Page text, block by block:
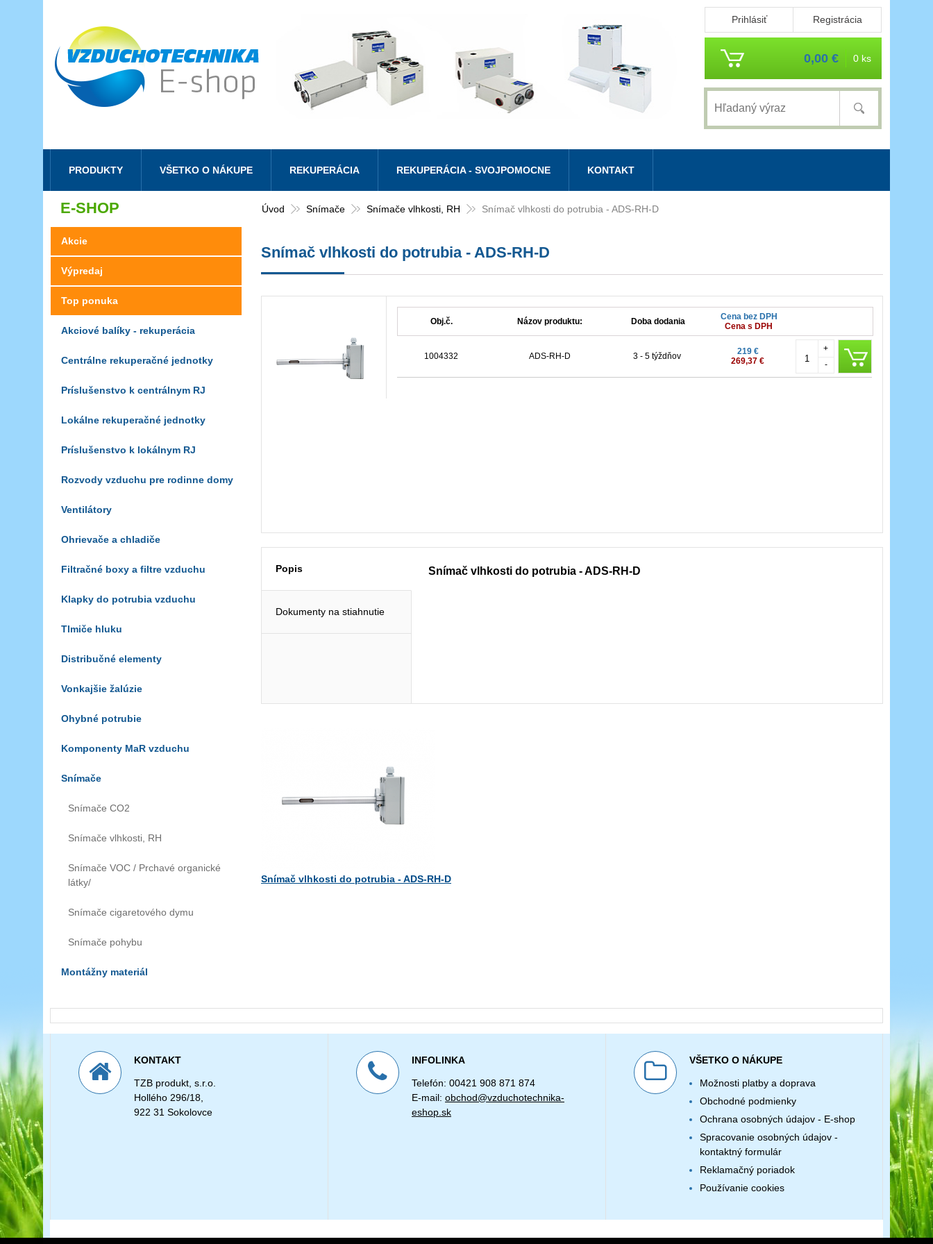
Prihlásiť Registrácia
0,00 € 0 ks
Úvod Snímače Snímače vlhkosti, RH Snímač vlhkosti do potrubia - ADS-RH-D
Snímač vlhkosti do potrubia - ADS-RH-D
Obj.č. Názov produktu: Doba dodania
Cena bez DPH
Cena s DPH
1004332 ADS-RH-D 3 - 5 týždňov
219 €
269,37 €
-
+
Popis
Dokumenty na stiahnutie
Snímač vlhkosti do potrubia - ADS-RH-D
Snímač vlhkosti do potrubia - ADS-RH-D
E-SHOP
Akcie
Výpredaj
Top ponuka
Akciové balíky - rekuperácia
Centrálne rekuperačné jednotky
Príslušenstvo k centrálnym RJ
Lokálne rekuperačné jednotky
Príslušenstvo k lokálnym RJ
Rozvody vzduchu pre rodinne domy
Ventilátory
Ohrievače a chladiče
Filtračné boxy a filtre vzduchu
Klapky do potrubia vzduchu
Tlmiče hluku
Distribučné elementy
Vonkajšie žalúzie
Ohybné potrubie
Komponenty MaR vzduchu
Snímače
Snímače CO2
Snímače vlhkosti, RH
Snímače VOC / Prchavé organické
látky/
Snímače cigaretového dymu
Snímače pohybu
Montážny materiál
PRODUKTY VŠETKO O NÁKUPE REKUPERÁCIA REKUPERÁCIA - SVOJPOMOCNE KONTAKT
KONTAKT
TZB produkt, s.r.o.
Hollého 296/18,
922 31 Sokolovce
INFOLINKA
Telefón: 00421 908 871 874
E-mail: obchod@vzduchotechnika-
eshop.sk
VŠETKO O NÁKUPE
Možnosti platby a doprava
Obchodné podmienky
Ochrana osobných údajov - E-shop
Spracovanie osobných údajov -
kontaktný formulár
Reklamačný poriadok
Používanie cookies